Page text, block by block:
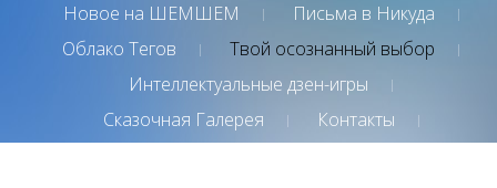
Новое на ШЕМШЕМ
Письма в Никуда
Облако Тегов
Твой осознанный выбор
Интеллектуальные дзен-игры
Сказочная Галерея
Контакты